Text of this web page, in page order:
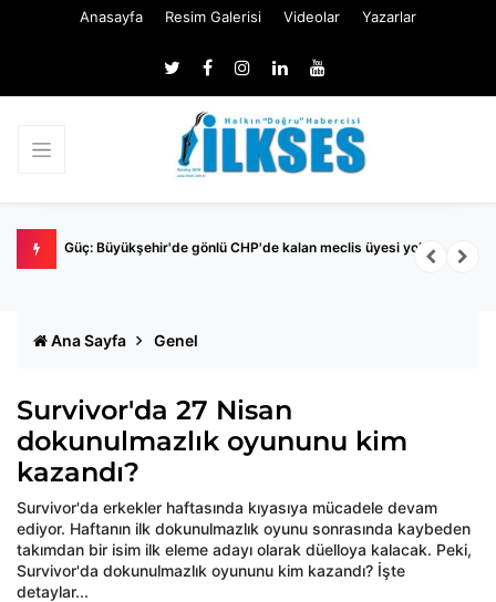
Anasayfa Resim Galerisi Videolar Yazarlar
Güç: Büyükşehir'de gönlü CHP'de kalan meclis üyesi yok
Ana Sayfa Genel
Survivor'da 27 Nisan
dokunulmazlık oyununu kim
kazandı?
Survivor'da erkekler haftasında kıyasıya mücadele devam
ediyor. Haftanın ilk dokunulmazlık oyunu sonrasında kaybeden
takımdan bir isim ilk eleme adayı olarak düelloya kalacak. Peki,
Survivor'da dokunulmazlık oyununu kim kazandı? İşte
detaylar...